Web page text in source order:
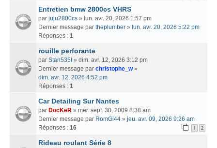
Entretien bmw 2800cs VHRS
par juju2800cs » lun. avr. 20, 2026 1:57 pm
Dernier message par theplumber » lun. avr. 20, 2026 5:22 pm
Réponses : 1
rouille perforante
par Stan535I » dim. avr. 12, 2026 3:12 pm
Dernier message par christophe_w»
dim. avr. 12, 2026 4:52 pm
Réponses : 1
Car Detailing Sur Nantes
par DocKeR » mer. sept. 30, 2009 8:38 am
Dernier message par RomGi44 » jeu. avr. 09, 2026 9:26 am
Réponses : 16 1 2
Rideau roulant Série 8